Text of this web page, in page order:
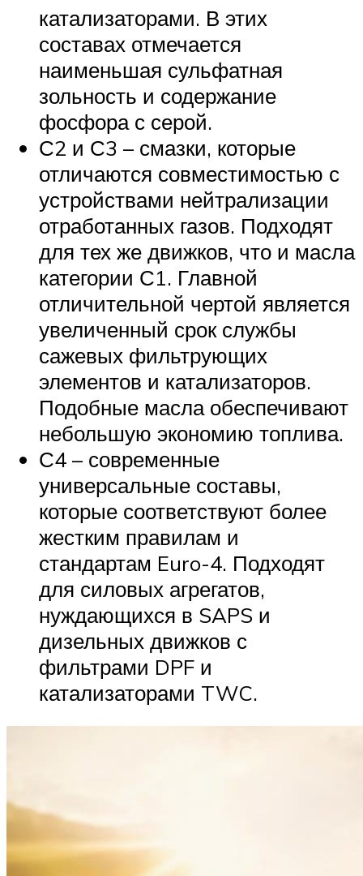
катализаторами. В этих
составах отмечается
наименьшая сульфатная
зольность и содержание
фосфора с серой.
С2 и С3 – смазки, которые
отличаются совместимостью с
устройствами нейтрализации
отработанных газов. Подходят
для тех же движков, что и масла
категории С1. Главной
отличительной чертой является
увеличенный срок службы
сажевых фильтрующих
элементов и катализаторов.
Подобные масла обеспечивают
небольшую экономию топлива.
С4 – современные
универсальные составы,
которые соответствуют более
жестким правилам и
стандартам Euro-4. Подходят
для силовых агрегатов,
нуждающихся в SAPS и
дизельных движков с
фильтрами DPF и
катализаторами TWC.